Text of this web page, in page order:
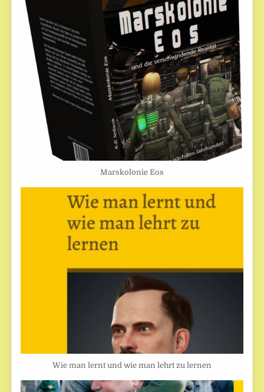
Marskolonie Eos
Wie man lernt und wie man lehrt zu lernen